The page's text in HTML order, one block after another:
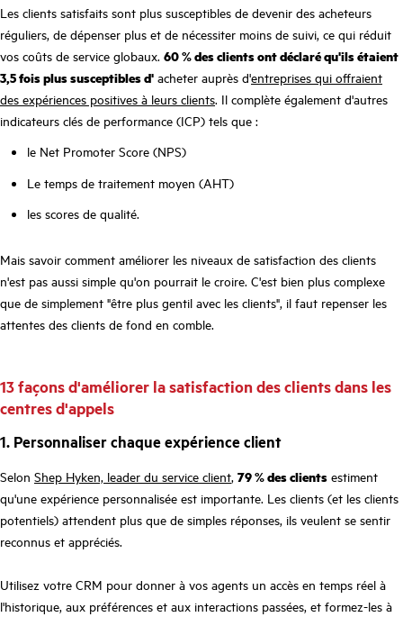
Les clients satisfaits sont plus susceptibles de devenir des acheteurs
réguliers, de dépenser plus et de nécessiter moins de suivi, ce qui réduit
vos coûts de service globaux. 60 % des clients ont déclaré qu'ils étaient
3,5 fois plus susceptibles d' acheter auprès d'entreprises qui offraient
des expériences positives à leurs clients. Il complète également d'autres
indicateurs clés de performance (ICP) tels que :
le Net Promoter Score (NPS)
Le temps de traitement moyen (AHT)
les scores de qualité.
Mais savoir comment améliorer les niveaux de satisfaction des clients
n'est pas aussi simple qu'on pourrait le croire. C'est bien plus complexe
que de simplement "être plus gentil avec les clients", il faut repenser les
attentes des clients de fond en comble.
13 façons d'améliorer la satisfaction des clients dans les
centres d'appels
1. Personnaliser chaque expérience client
Selon Shep Hyken, leader du service client, 79 % des clients estiment
qu'une expérience personnalisée est importante. Les clients (et les clients
potentiels) attendent plus que de simples réponses, ils veulent se sentir
reconnus et appréciés.
Utilisez votre CRM pour donner à vos agents un accès en temps réel à
l'historique, aux préférences et aux interactions passées, et formez-les à